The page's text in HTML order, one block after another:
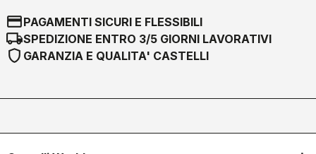
credit_cardPAGAMENTI SICURI E FLESSIBILI
local_shippingSPEDIZIONE ENTRO 3/5 GIORNI LAVORATIVI
shield GARANZIA E QUALITA' CASTELLI